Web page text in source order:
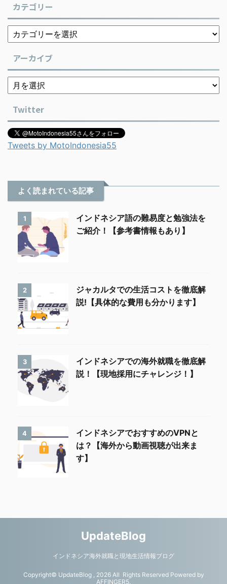
カテゴリー
アーカイブ
Twitter
Tweets by MotoIndonesia55
よく読まれている記事
1
インドネシア語の難易度と勉強法を
ご紹介！【参考書情報もあり】
2
ジャカルタでの生活コストを徹底解
説!【具体的な費用も分かります】
3
インドネシアでの海外就職を徹底解
説！【現地採用にチャレンジ！】
4
インドネシアでおすすめのVPNと
は？【海外から動画視聴が出来ま
す】
UpdateBlog
インドネシア海外就職と現地生活情報ブログ
Copyright© UpdateBlog , 2026 All Rights Reserved Powered by
AFFINGER5.